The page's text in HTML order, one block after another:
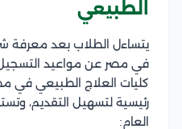
الطبيعي
يتساءل الطلاب بعد معرفة
في مصر عن مواعيد
كليات العلاج الطبيعي في
رئيسية لتسهيل التقديم،
العام: